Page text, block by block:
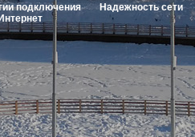
подключения
Надежность сети